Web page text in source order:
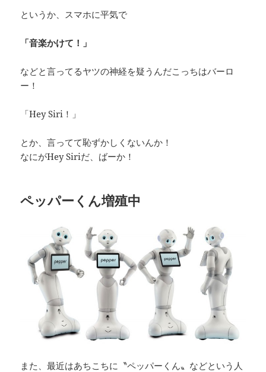
というか、スマホに平気で
「音楽かけて！」
などと言ってるヤツの神経を疑うんだこっちはバーロ
ー！
「Hey Siri！」
とか、言ってて恥ずかしくないんか！
なにがHey Siriだ、ばーか！
ペッパーくん増殖中
また、最近はあちこちに〝ペッパーくん〟などという人